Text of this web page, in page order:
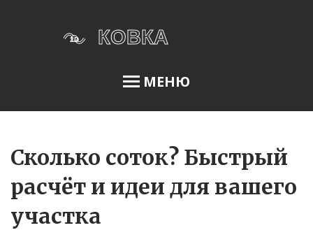
МЕНЮ
Меню
О нас
Сколько соток? Быстрый
расчёт и идеи для вашего
участка